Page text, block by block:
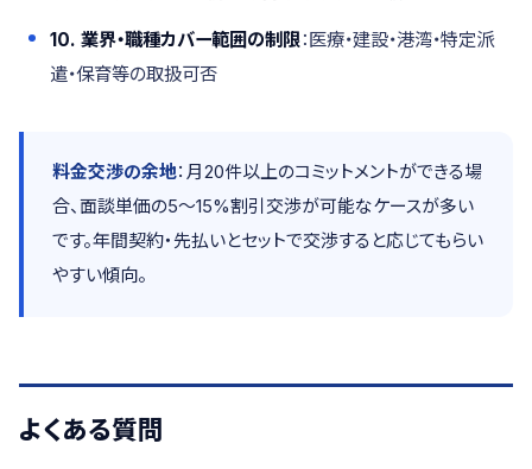
10. 業界・職種カバー範囲の制限：医療・建設・港湾・特定派
遣・保育等の取扱可否
料金交渉の余地：月20件以上のコミットメントができる場
合、面談単価の5〜15%割引交渉が可能なケースが多い
です。年間契約・先払いとセットで交渉すると応じてもらい
やすい傾向。
よくある質問